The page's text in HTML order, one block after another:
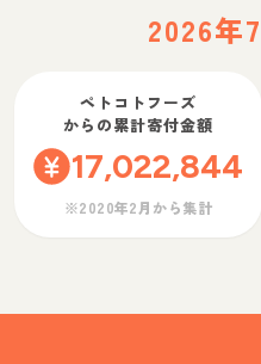
2026年
ペトコトフーズ
からの累計寄付金額
17,022,844
※2020年2月から集計